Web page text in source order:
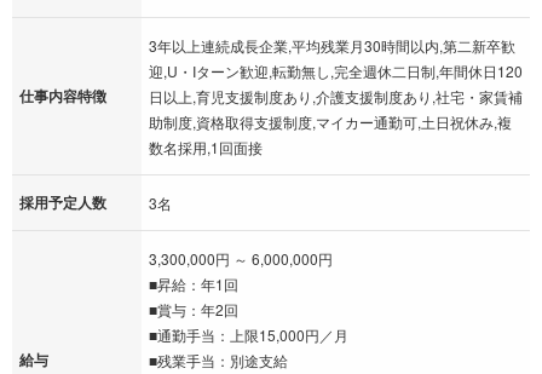
仕事内容特徴
3年以上連続成長企業,平均残業月30時間以内,第二新卒歓
迎,U・Iターン歓迎,転勤無し,完全週休二日制,年間休日120
日以上,育児支援制度あり,介護支援制度あり,社宅・家賃補
助制度,資格取得支援制度,マイカー通勤可,土日祝休み,複
数名採用,1回面接
採用予定人数 3名
給与
3,300,000円 ～ 6,000,000円
■昇給：年1回
■賞与：年2回
■通勤手当：上限15,000円／月
■残業手当：別途支給